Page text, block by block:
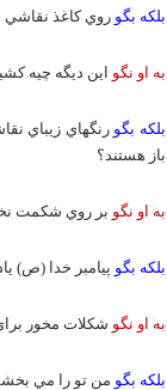
بلكه بگو روي كاغذ نقاشي
به او نگو اين ديگه چيه
بلكه بگو رنگهاي زيباي
باز هستند؟
به او نگو بر روي شكمت
بلكه بگو پيامبر خدا (ص)
به او نگو شكلات مخور
بلكه بگو من تو را مي